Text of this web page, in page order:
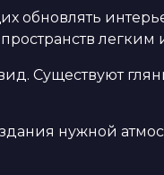
обновлять
легким
Существуют
нужной